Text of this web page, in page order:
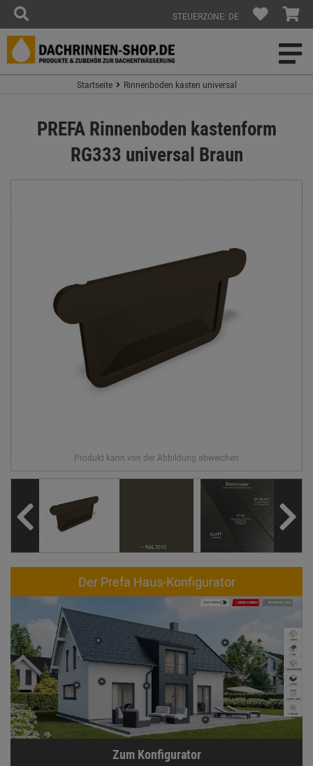
STEUERZONE: DE
Startseite Rinnenboden kasten universal
PREFA Rinnenboden kastenform
RG333 universal Braun
Der Prefa Haus-Konfigurator
Zum Konfigurator